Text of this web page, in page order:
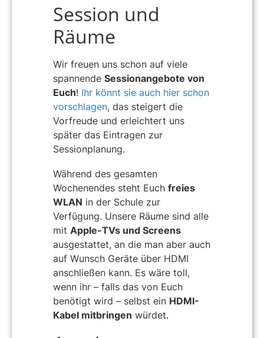
Session und
Räume
Wir freuen uns schon auf viele
spannende Sessionangebote von
Euch! Ihr könnt sie auch hier schon
vorschlagen, das steigert die
Vorfreude und erleichtert uns
später das Eintragen zur
Sessionplanung.
Während des gesamten
Wochenendes steht Euch freies
WLAN in der Schule zur
Verfügung. Unsere Räume sind alle
mit Apple-TVs und Screens
ausgestattet, an die man aber auch
auf Wunsch Geräte über HDMI
anschließen kann. Es wäre toll,
wenn ihr – falls das von Euch
benötigt wird – selbst ein HDMI-
Kabel mitbringen würdet.